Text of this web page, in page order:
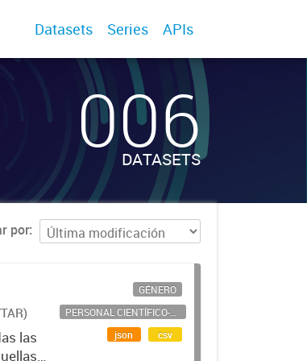
Datasets Series APIs
006
DATASETS
por
las
GÉNERO
PERSONAL CIENTÍFICO-TECNOLÓGICO
json
csv